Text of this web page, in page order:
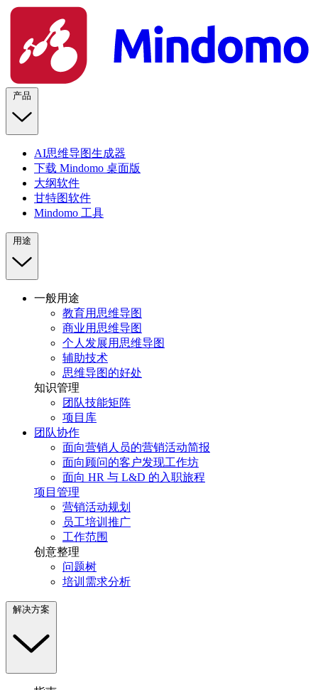
产品
AI思维导图生成器
下载 Mindomo 桌面版
大纲软件
甘特图软件
Mindomo 工具
用途
一般用途
教育用思维导图
商业用思维导图
个人发展用思维导图
辅助技术
思维导图的好处
知识管理
团队技能矩阵
项目库
团队协作
面向营销人员的营销活动简报
面向顾问的客户发现工作坊
面向 HR 与 L&D 的入职旅程
项目管理
营销活动规划
员工培训推广
工作范围
创意整理
问题树
培训需求分析
解决方案